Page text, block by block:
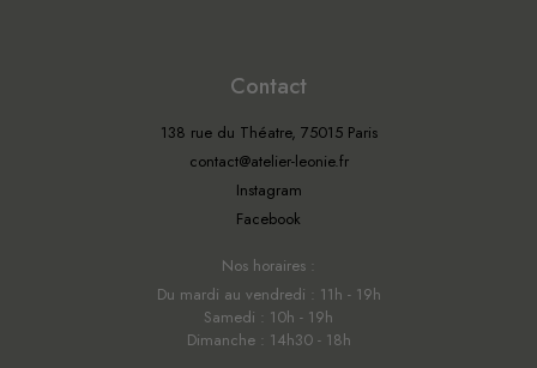
Contact
138 rue du Théatre, 75015 Paris
contact@atelier-leonie.fr
Instagram
Facebook
Nos horaires :
Du mardi au vendredi : 11h - 19h
Samedi : 10h - 19h
Dimanche : 14h30 - 18h